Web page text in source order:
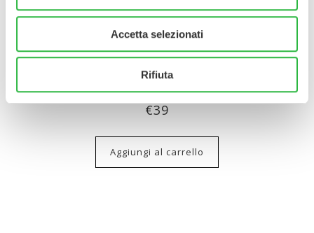
Accetta selezionati
Rifiuta
Post Peel Recovery Formula
€39
Aggiungi al carrello